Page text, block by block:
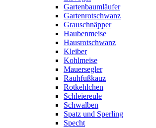
Gartenbaumläufer
Gartenrotschwanz
Grauschnäpper
Haubenmeise
Hausrotschwanz
Kleiber
Kohlmeise
Mauersegler
Rauhfußkauz
Rotkehlchen
Schleiereule
Schwalben
Spatz und Sperling
Specht